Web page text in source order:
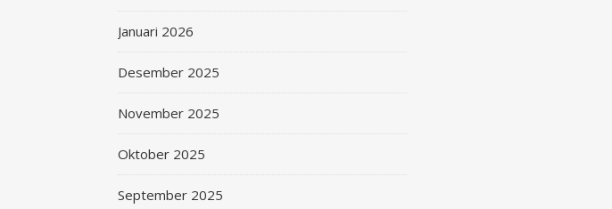
Januari 2026
Desember 2025
November 2025
Oktober 2025
September 2025